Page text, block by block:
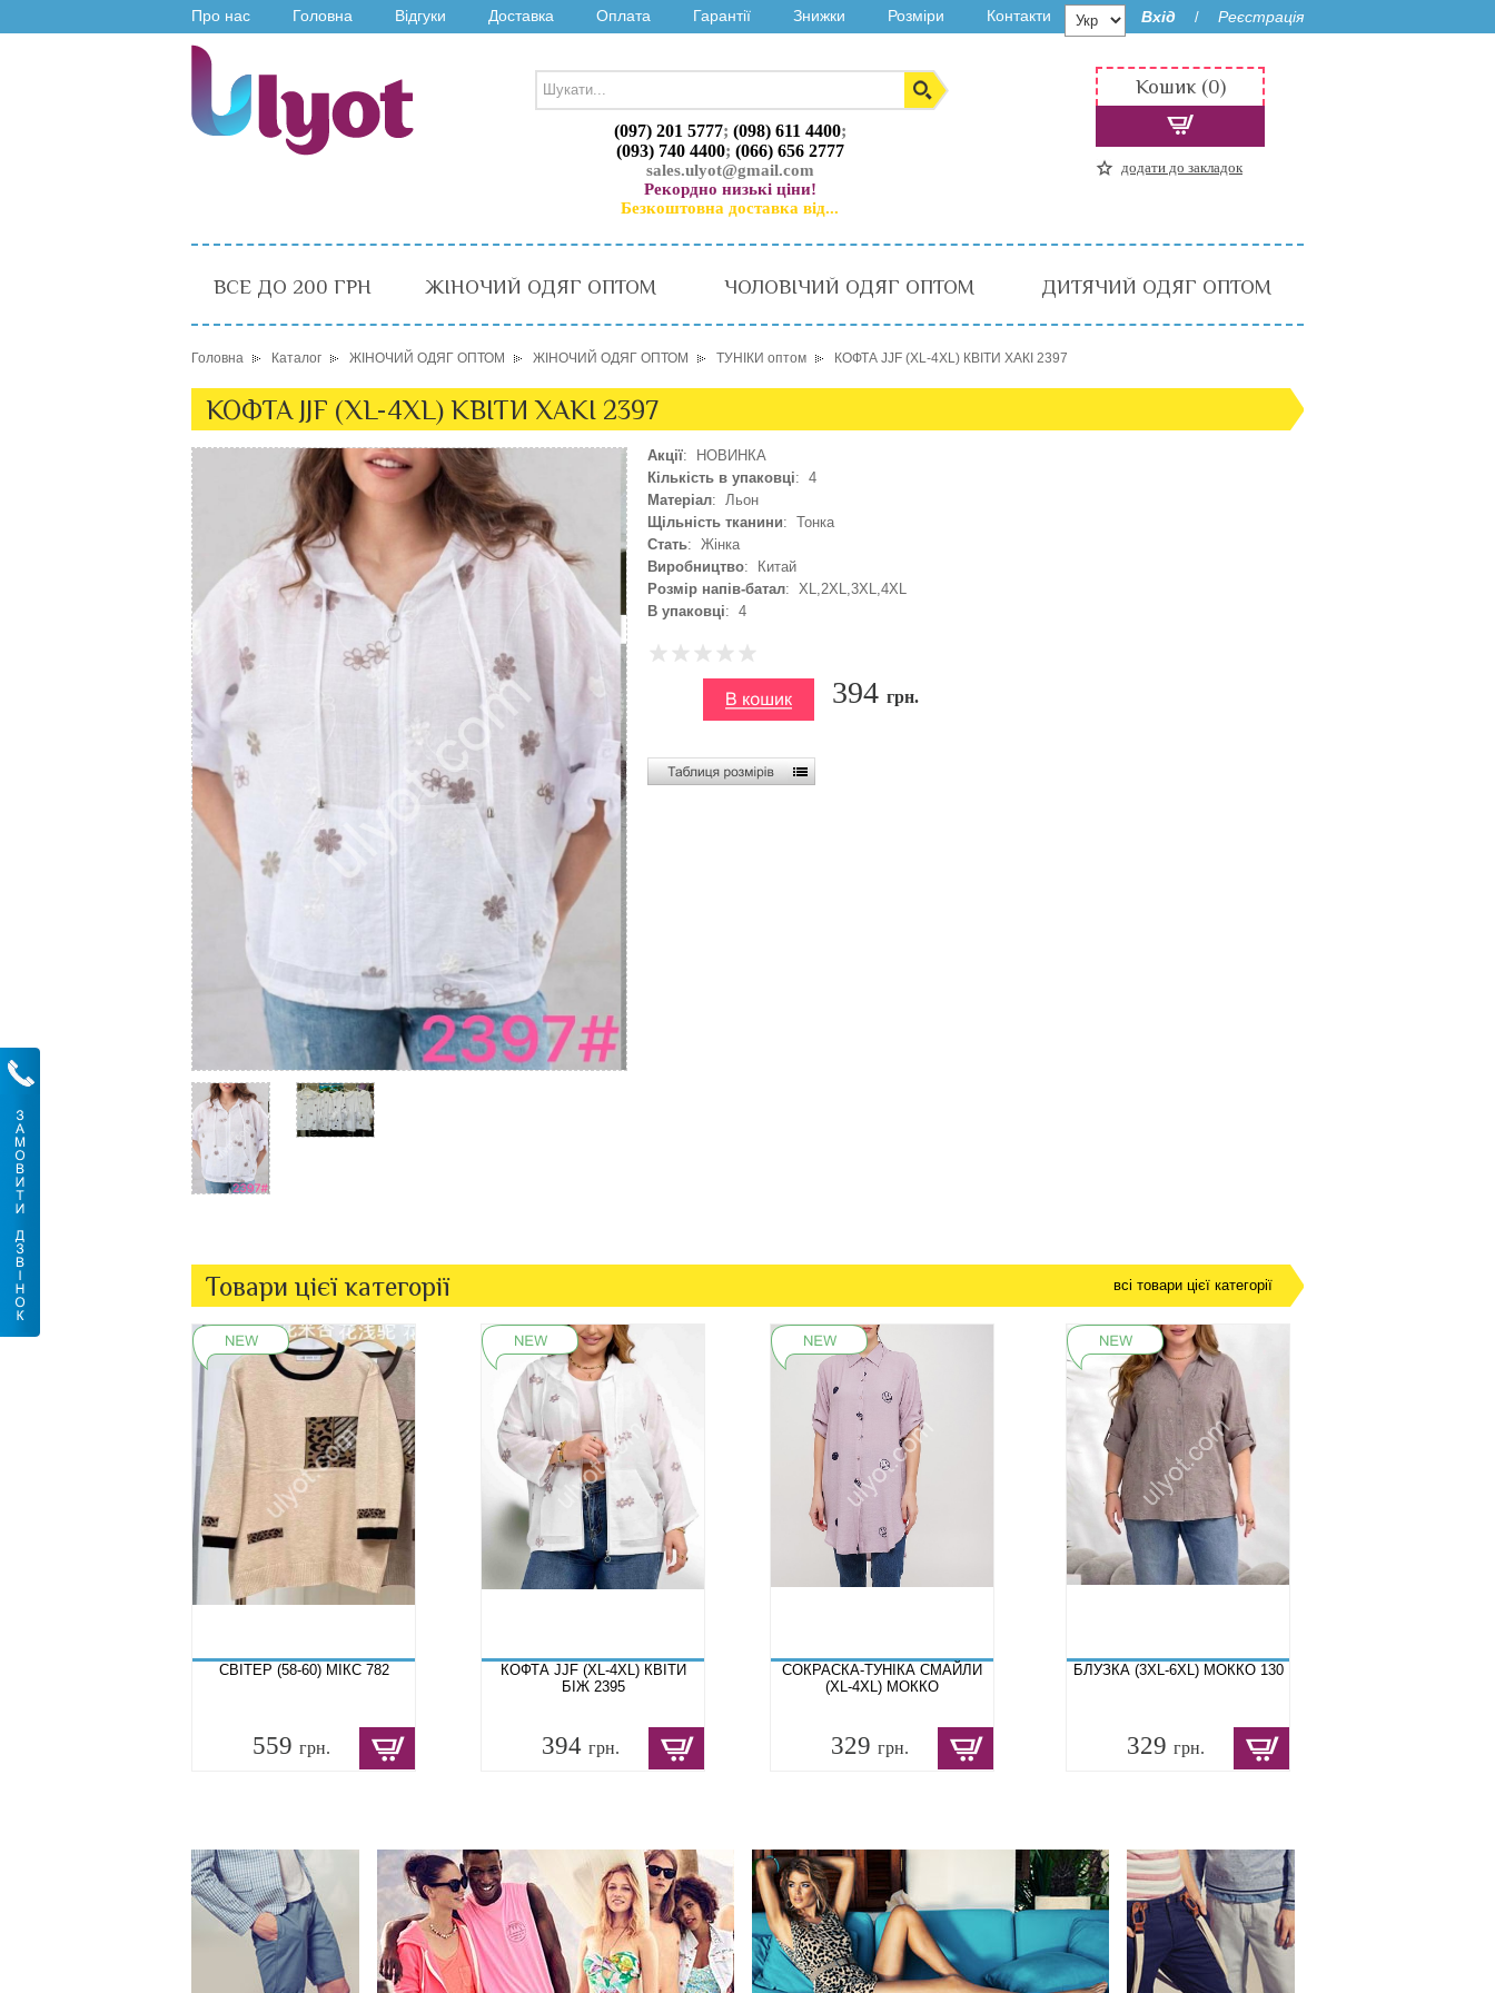
Про нас Головна Відгуки Доставка Оплата Гарантії Знижки Розміри Контакти Вхід / Реєстрація
(097) 201 5777; (098) 611 4400;
(093) 740 4400; (066) 656 2777
sales.ulyot@gmail.com
Рекордно низькі ціни!
Безкоштовна доставка від...
Кошик (0)
додати до закладок
ВСЕ ДО 200 ГРН ЖІНОЧИЙ ОДЯГ ОПТОМ ЧОЛОВІЧИЙ ОДЯГ ОПТОМ ДИТЯЧИЙ ОДЯГ ОПТОМ
Головна Каталог ЖІНОЧИЙ ОДЯГ ОПТОМ ЖІНОЧИЙ ОДЯГ ОПТОМ ТУНІКИ оптом КОФТА JJF (XL-4XL) КВІТИ ХАКІ 2397
КОФТА JJF (XL-4XL) КВІТИ ХАКІ 2397
Акції: НОВИНКА
Кількість в упаковці: 4
Матеріал: Льон
Щільність тканини: Тонка
Стать: Жінка
Виробництво: Китай
Розмір напів-батал: XL,2XL,3XL,4XL
В упаковці: 4
394 грн.
Товари цієї категорії всі товари цієї категорії
СВІТЕР (58-60) МІКС 782
559 грн.
КОФТА JJF (XL-4XL) КВІТИ
БІЖ 2395
394 грн.
СОКРАСКА-ТУНІКА СМАЙЛИ
(XL-4XL) МОККО
329 грн.
БЛУЗКА (3XL-6XL) МОККО 130
329 грн.